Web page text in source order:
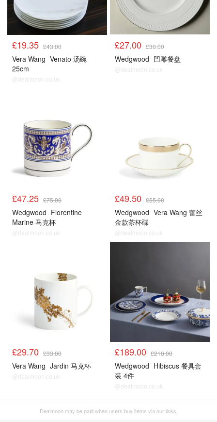
£19.35 £43.00
Vera Wang Venato 汤碗
25cm
@dealmoon.co.uk
£27.00 £30.00
Wedgwood 凹雕餐盘
@dealmoon.co.uk
£47.25 £75.00
Wedgwood Florentine
Marine 马克杯
@dealmoon.co.uk
£49.50 £55.00
Wedgwood Vera Wang 蕾丝
金款茶杯碟
@dealmoon.co.uk
£29.70 £33.00
Vera Wang Jardin 马克杯
@dealmoon.co.uk
£189.00 £210.00
Wedgwood Hibiscus 餐具套
装 4件
@dealmoon.co.uk
Dealmoon may be paid when users buy items via our links.